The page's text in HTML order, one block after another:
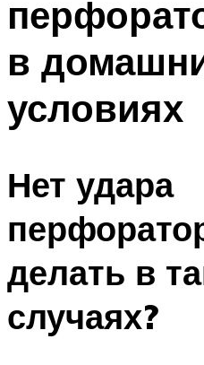
в
условиях
Нет удара
делать в
случаях?